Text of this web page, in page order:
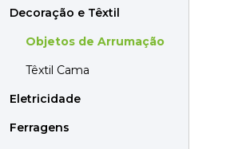
ILUMINAÇÃO
JARDIM
MOBILIÁRIO
PAVIMENTOS E REVESTIMENTOS
Decoração e Têxtil
Objetos de Arrumação
Têxtil Cama
Eletricidade
Ferragens